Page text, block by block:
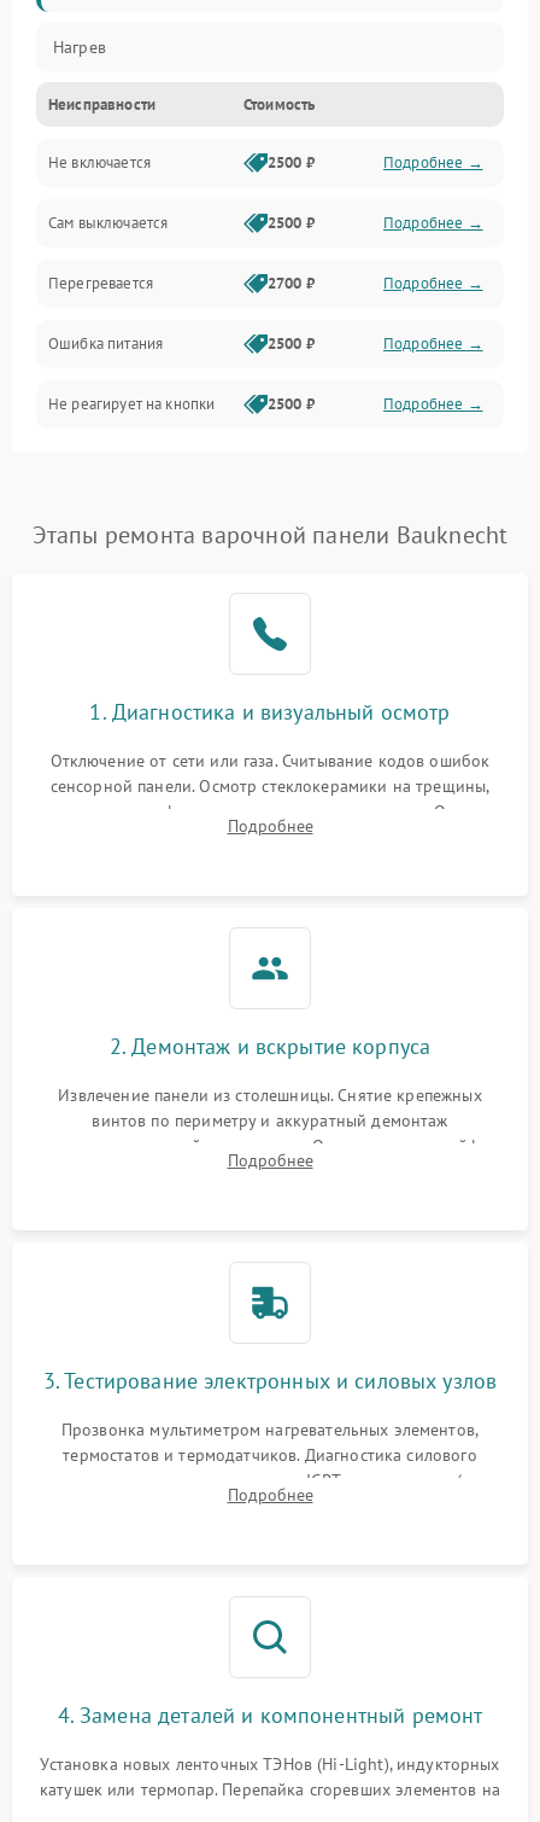
Нагрев
Неисправности Стоимость
Не включается 2500 ₽ Подробнее →
Сам выключается 2500 ₽ Подробнее →
Перегревается 2700 ₽ Подробнее →
Ошибка питания 2500 ₽ Подробнее →
Не реагирует на кнопки 2500 ₽ Подробнее →
Этапы ремонта варочной панели Bauknecht
1. Диагностика и визуальный осмотр
Отключение от сети или газа. Считывание кодов ошибок
сенсорной панели. Осмотр стеклокерамики на трещины,
проверка конфорок на равномерность нагрева. Опрос
клиента о симптомах (не включается, не видит посуду,
Подробнее
2. Демонтаж и вскрытие корпуса
Извлечение панели из столешницы. Снятие крепежных
винтов по периметру и аккуратный демонтаж
стеклокерамической поверхности. Отсоединение шлейфов
сенсорного блока для доступа к силовым платам, катушкам
Подробнее
3. Тестирование электронных и силовых узлов
Прозвонка мультиметром нагревательных элементов,
термостатов и термодатчиков. Диагностика силового
модуля, реле, диодных мостов и IGBT-транзисторов (для
индукции). Проверка кранов и газ-контроля (для газовых
Подробнее
4. Замена деталей и компонентный ремонт
Установка новых ленточных ТЭНов (Hi-Light), индукторных
катушек или термопар. Перепайка сгоревших элементов на